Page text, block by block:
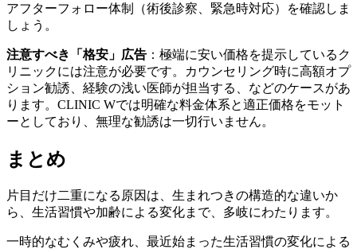
アフターフォロー体制（術後診察、緊急時対応）を確認しま
しょう。
注意すべき「格安」広告 ：極端に安い価格を提示しているク
リニックには注意が必要です。カウンセリング時に高額オプ
ション勧誘、経験の浅い医師が担当する、などのケースがあ
ります。CLINIC Wでは明確な料金体系と適正価格をモット
ーとしており、無理な勧誘は一切行いません。
まとめ
片目だけ二重になる原因は、生まれつきの構造的な違いか
ら、生活習慣や加齢による変化まで、多岐にわたります。
一時的なむくみや疲れ、最近始まった生活習慣の変化による